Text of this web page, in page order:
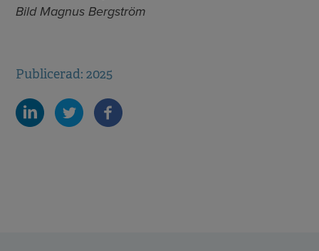
Bild Magnus Bergström
Publicerad: 2025